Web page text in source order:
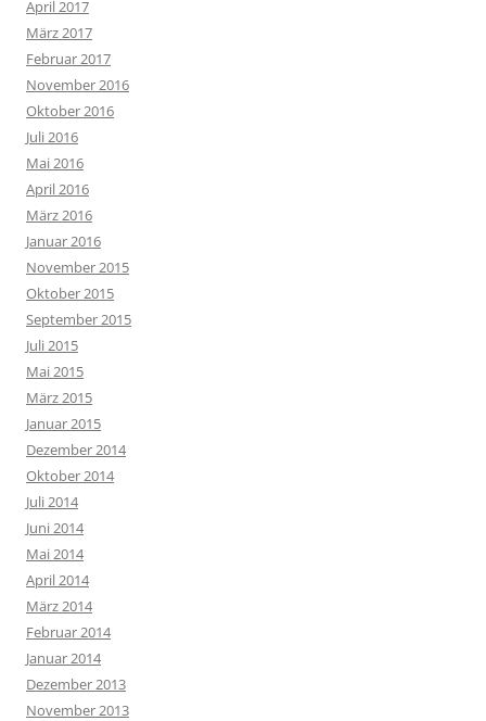
April 2017
März 2017
Februar 2017
November 2016
Oktober 2016
Juli 2016
Mai 2016
April 2016
März 2016
Januar 2016
November 2015
Oktober 2015
September 2015
Juli 2015
Mai 2015
März 2015
Januar 2015
Dezember 2014
Oktober 2014
Juli 2014
Juni 2014
Mai 2014
April 2014
März 2014
Februar 2014
Januar 2014
Dezember 2013
November 2013